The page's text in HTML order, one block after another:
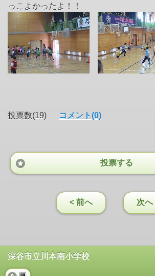
っこよかったよ！！
投票数(19) コメント(0)
投票する
< 前へ 次へ
深谷市立川本南小学校